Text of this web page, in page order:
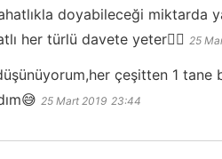
doyabileceği miktarda
her türlü davete yeter👍🏻 25
çeşitten 1 tane
25 Mart 2019 23:44